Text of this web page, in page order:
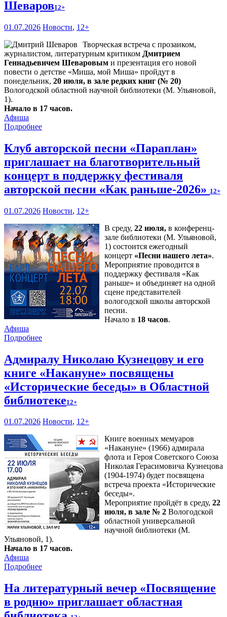
Шеваров12+
01.07.2026 Новости, 12+
Творческая встреча с прозаиком,
журналистом, литературным критиком Дмитрием
Геннадьевичем Шеваровым и презентация его новой
повести о детстве «Миша, мой Миша» пройдут в
понедельник, 20 июля, в зале редких книг (№ 20)
Вологодской областной научной библиотеки (М. Ульяновой,
1).
Начало в 17 часов.
Афиша
Подробнее
Клуб авторской песни «Параплан»
приглашает на благотворительный
концерт в поддержку фестиваля
авторской песни «Как раньше-2026» 12+
01.07.2026 Новости, 12+
В среду, 22 июля, в конференц-
зале библиотеки (М. Ульяновой,
1) состоится ежегодный
концерт «Песни нашего лета».
Мероприятие проводится в
поддержку фестиваля «Как
раньше» и объединяет на одной
сцене представителей
вологодской школы авторской
песни.
Начало в 18 часов.
Афиша
Подробнее
Адмиралу Николаю Кузнецову и его
книге «Накануне» посвящены
«Исторические беседы» в Областной
библиотеке12+
01.07.2026 Новости, 12+
Книге военных мемуаров
«Накануне» (1966) адмирала
флота и Героя Советского Союза
Николая Герасимовича Кузнецова
(1904-1974) будет посвящена
встреча проекта «Исторические
беседы».
Мероприятие пройдёт в среду, 22
июля, в зале № 2 Вологодской
областной универсальной
научной библиотеки (М.
Ульяновой, 1).
Начало в 17 часов.
Афиша
Подробнее
На литературный вечер «Посвящение
в родню» приглашает областная